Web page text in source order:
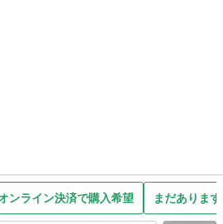
ンライン決済で購入希望 まだありま